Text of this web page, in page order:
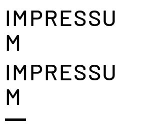
IMPRESSU
M
IMPRESSU
M